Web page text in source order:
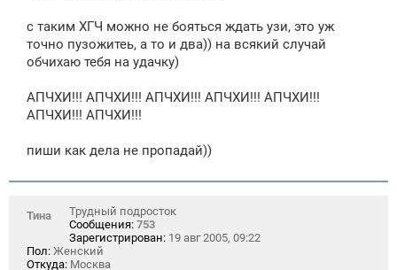
с таким ХГЧ можно не бояться ждать узи, это уж
точно пузожитеь, а то и два)) на всякий случай
обчихаю тебя на удачку)
АПЧХИ!!! АПЧХИ!!! АПЧХИ!!! АПЧХИ!!! АПЧХИ!!!
АПЧХИ!!! АПЧХИ!!!
пиши как дела не пропадай))
Тина
Трудный подросток
Сообщения: 753
Зарегистрирован: 19 авг 2005, 09:22
Пол: Женский
Откуда: Москва